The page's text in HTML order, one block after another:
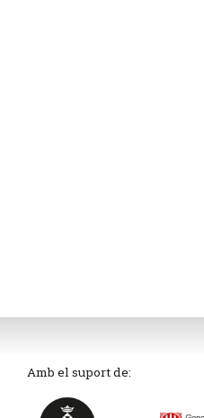
Amb el suport de: